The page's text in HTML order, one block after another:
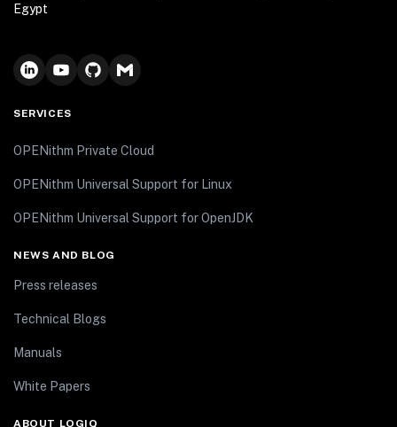
Egypt
SERVICES
OPENithm Private Cloud
OPENithm Universal Support for Linux
OPENithm Universal Support for OpenJDK
NEWS AND BLOG
Press releases
Technical Blogs
Manuals
White Papers
ABOUT LOGIQ